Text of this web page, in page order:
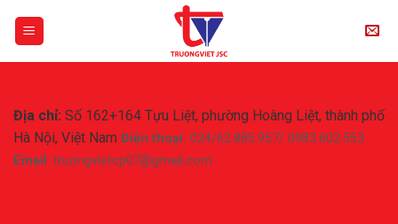
Địa chỉ: Số 162+164 Tựu Liệt, phường Hoàng Liệt, thành phố
Hà Nội, Việt Nam Điện thoại: 024/62.885.957/ 0983.602.553
Email : truongvietcp07@gmail.com